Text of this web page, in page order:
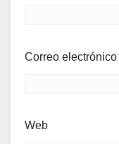
Correo electrónico
Web